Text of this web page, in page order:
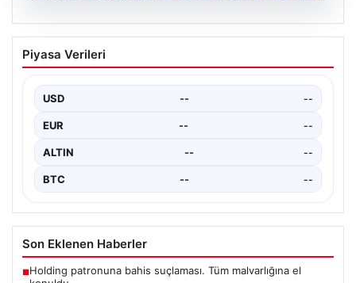
Tartışma Kanlı Bitti: 4 Yaralı
Hatay ilinde gerçekleştirilen bir düğün konvoyunda
yaşanan anlaşmazlık, kısa süre içinde şiddetli bir
Piyasa Verileri
USD -- --
EUR
ALTIN
BTC
Son Eklenen Haberler
■ Holding patronuna bahis suçlaması. Tüm malvarlığına el
konuldu
■Fed faizi sabit tuttu